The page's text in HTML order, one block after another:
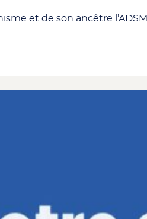
et de son ancêtre